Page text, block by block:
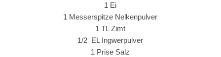
1 Ei
1 Messerspitze Nelkenpulver
1 TL Zimt
1/2 EL Ingwerpulver
1 Prise Salz